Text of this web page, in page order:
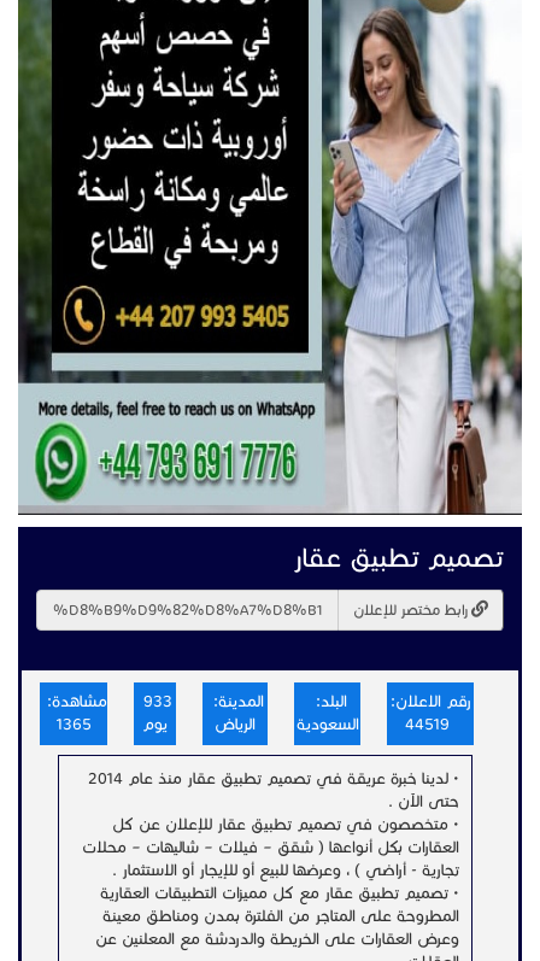
تصميم تطبيق عقار
رابط مختصر للإعلان
رقم الاعلان:
البلد:
السعودية
المدينة:
الرياض
933
يوم
مشاهدة:
1365
• لدينا خبرة عريقة في تصميم تطبيق عقار منذ عام 2014
حتى الآن .
• متخصصون في تصميم تطبيق عقار للإعلان عن كل
العقارات بكل أنواعها ( شقق – فيلات – شاليهات – محلات
تجارية - أراضي ) ، وعرضها للبيع أو للإيجار أو الاستثمار .
• تصميم تطبيق عقار مع كل مميزات التطبيقات العقارية
المطروحة على المتاجر من الفلترة بمدن ومناطق معينة
وعرض العقارات على الخريطة والدردشة مع المعلنين عن